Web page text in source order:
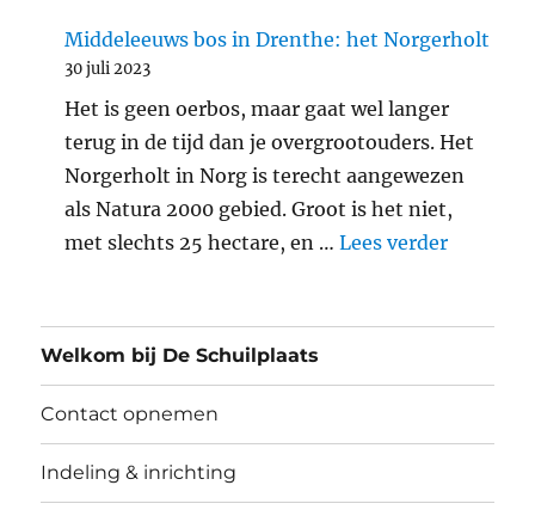
Middeleeuws bos in Drenthe: het Norgerholt
30 juli 2023
Het is geen oerbos, maar gaat wel langer
terug in de tijd dan je overgrootouders. Het
Norgerholt in Norg is terecht aangewezen
als Natura 2000 gebied. Groot is het niet,
met slechts 25 hectare, en …Lees verder
Welkom bij De Schuilplaats
Contact opnemen
Indeling & inrichting